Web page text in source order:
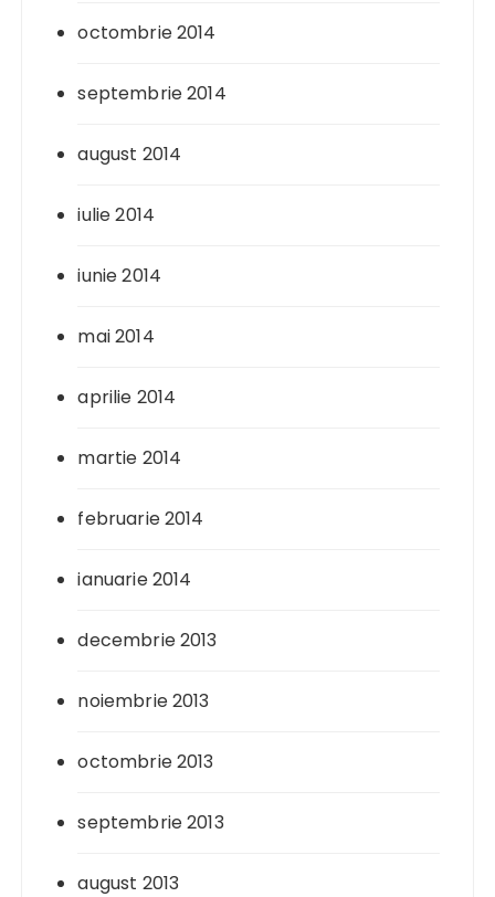
octombrie 2014
septembrie 2014
august 2014
iulie 2014
iunie 2014
mai 2014
aprilie 2014
martie 2014
februarie 2014
ianuarie 2014
decembrie 2013
noiembrie 2013
octombrie 2013
septembrie 2013
august 2013